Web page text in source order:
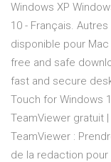
Windows XP
10 - Français.
disponible pour
free and safe
fast and secure
Touch for Windows
TeamViewer gratuit
TeamViewer :
de la redaction pour